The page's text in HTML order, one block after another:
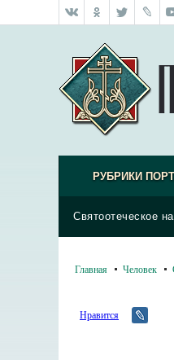
РУБРИКИ
Святоотеческое
Главная Человек
Нравится